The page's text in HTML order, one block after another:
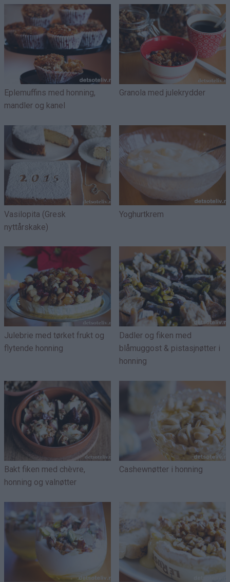
Eplemuffins med honning,
mandler og kanel
Granola med julekrydder
Vasilopita (Gresk
nyttårskake)
Yoghurtkrem
Julebrie med tørket frukt og
flytende honning
Dadler og fiken med
blåmuggost & pistasjnøtter i
honning
Bakt fiken med chèvre,
honning og valnøtter
Cashewnøtter i honning